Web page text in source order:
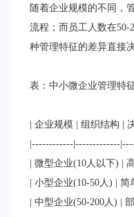
随着企业规模的不同，
流程；而员工人数在
种管理特征的差异直接
表：中小微企业管理特
| 企业规模 | 组织结构 |
|------------|-------------
| 微型企业(10人以下) |
| 小型企业(10-50人) |
| 中型企业(50-200人) |